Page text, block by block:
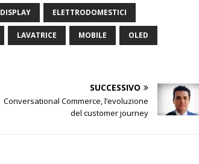
DISPLAY ELETTRODOMESTICI
LAVATRICE MOBILE OLED
SUCCESSIVO
Conversational Commerce, l’evoluzione
del customer journey